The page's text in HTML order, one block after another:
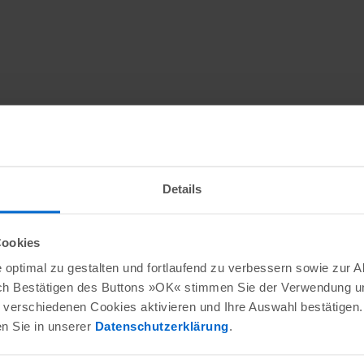
Details
zu gestalten und fortlaufend zu verbessern sowie zur
Bestätigen des Buttons »OK« stimmen Sie der Verwendung
Cookies aktivieren und Ihre Auswahl bestätigen.
Sie in unserer Datenschutzerklärung.